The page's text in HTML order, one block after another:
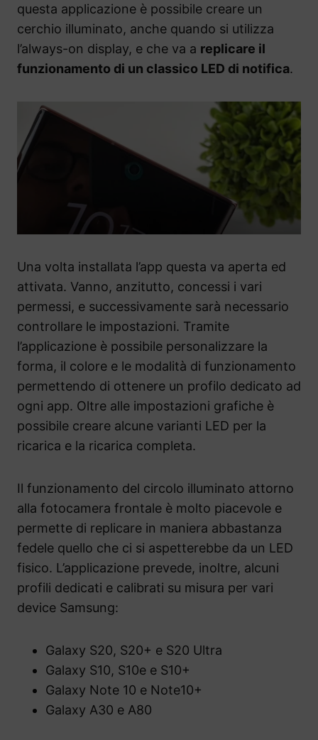
questa applicazione è possibile creare un
cerchio illuminato, anche quando si utilizza
l’always-on display, e che va a replicare il
funzionamento di un classico LED di notifica.
Una volta installata l’app questa va aperta ed
attivata. Vanno, anzitutto, concessi i vari
permessi, e successivamente sarà necessario
controllare le impostazioni. Tramite
l’applicazione è possibile personalizzare la
forma, il colore e le modalità di funzionamento
permettendo di ottenere un profilo dedicato ad
ogni app. Oltre alle impostazioni grafiche è
possibile creare alcune varianti LED per la
ricarica e la ricarica completa.
Il funzionamento del circolo illuminato attorno
alla fotocamera frontale è molto piacevole e
permette di replicare in maniera abbastanza
fedele quello che ci si aspetterebbe da un LED
fisico. L’applicazione prevede, inoltre, alcuni
profili dedicati e calibrati su misura per vari
device Samsung:
Galaxy S20, S20+ e S20 Ultra
Galaxy S10, S10e e S10+
Galaxy Note 10 e Note10+
Galaxy A30 e A80